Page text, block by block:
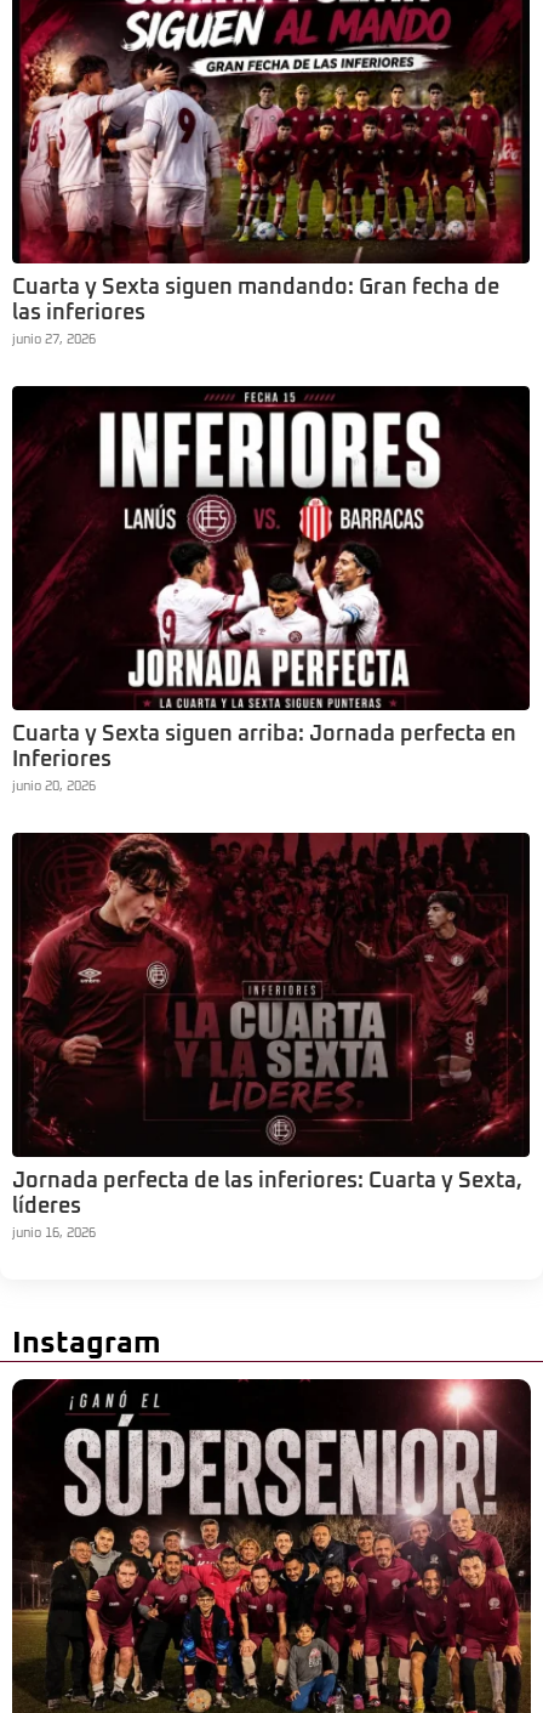
Cuarta y Sexta siguen mandando: Gran fecha de
las inferiores
junio 27, 2026
Cuarta y Sexta siguen arriba: Jornada perfecta en
Inferiores
junio 20, 2026
Jornada perfecta de las inferiores: Cuarta y Sexta,
líderes
junio 16, 2026
Instagram